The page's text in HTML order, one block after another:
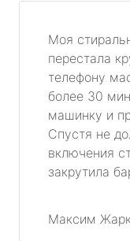
Моя
перестала
телефону
более 30
машинку и
Спустя не
включения
закрутила
Максим